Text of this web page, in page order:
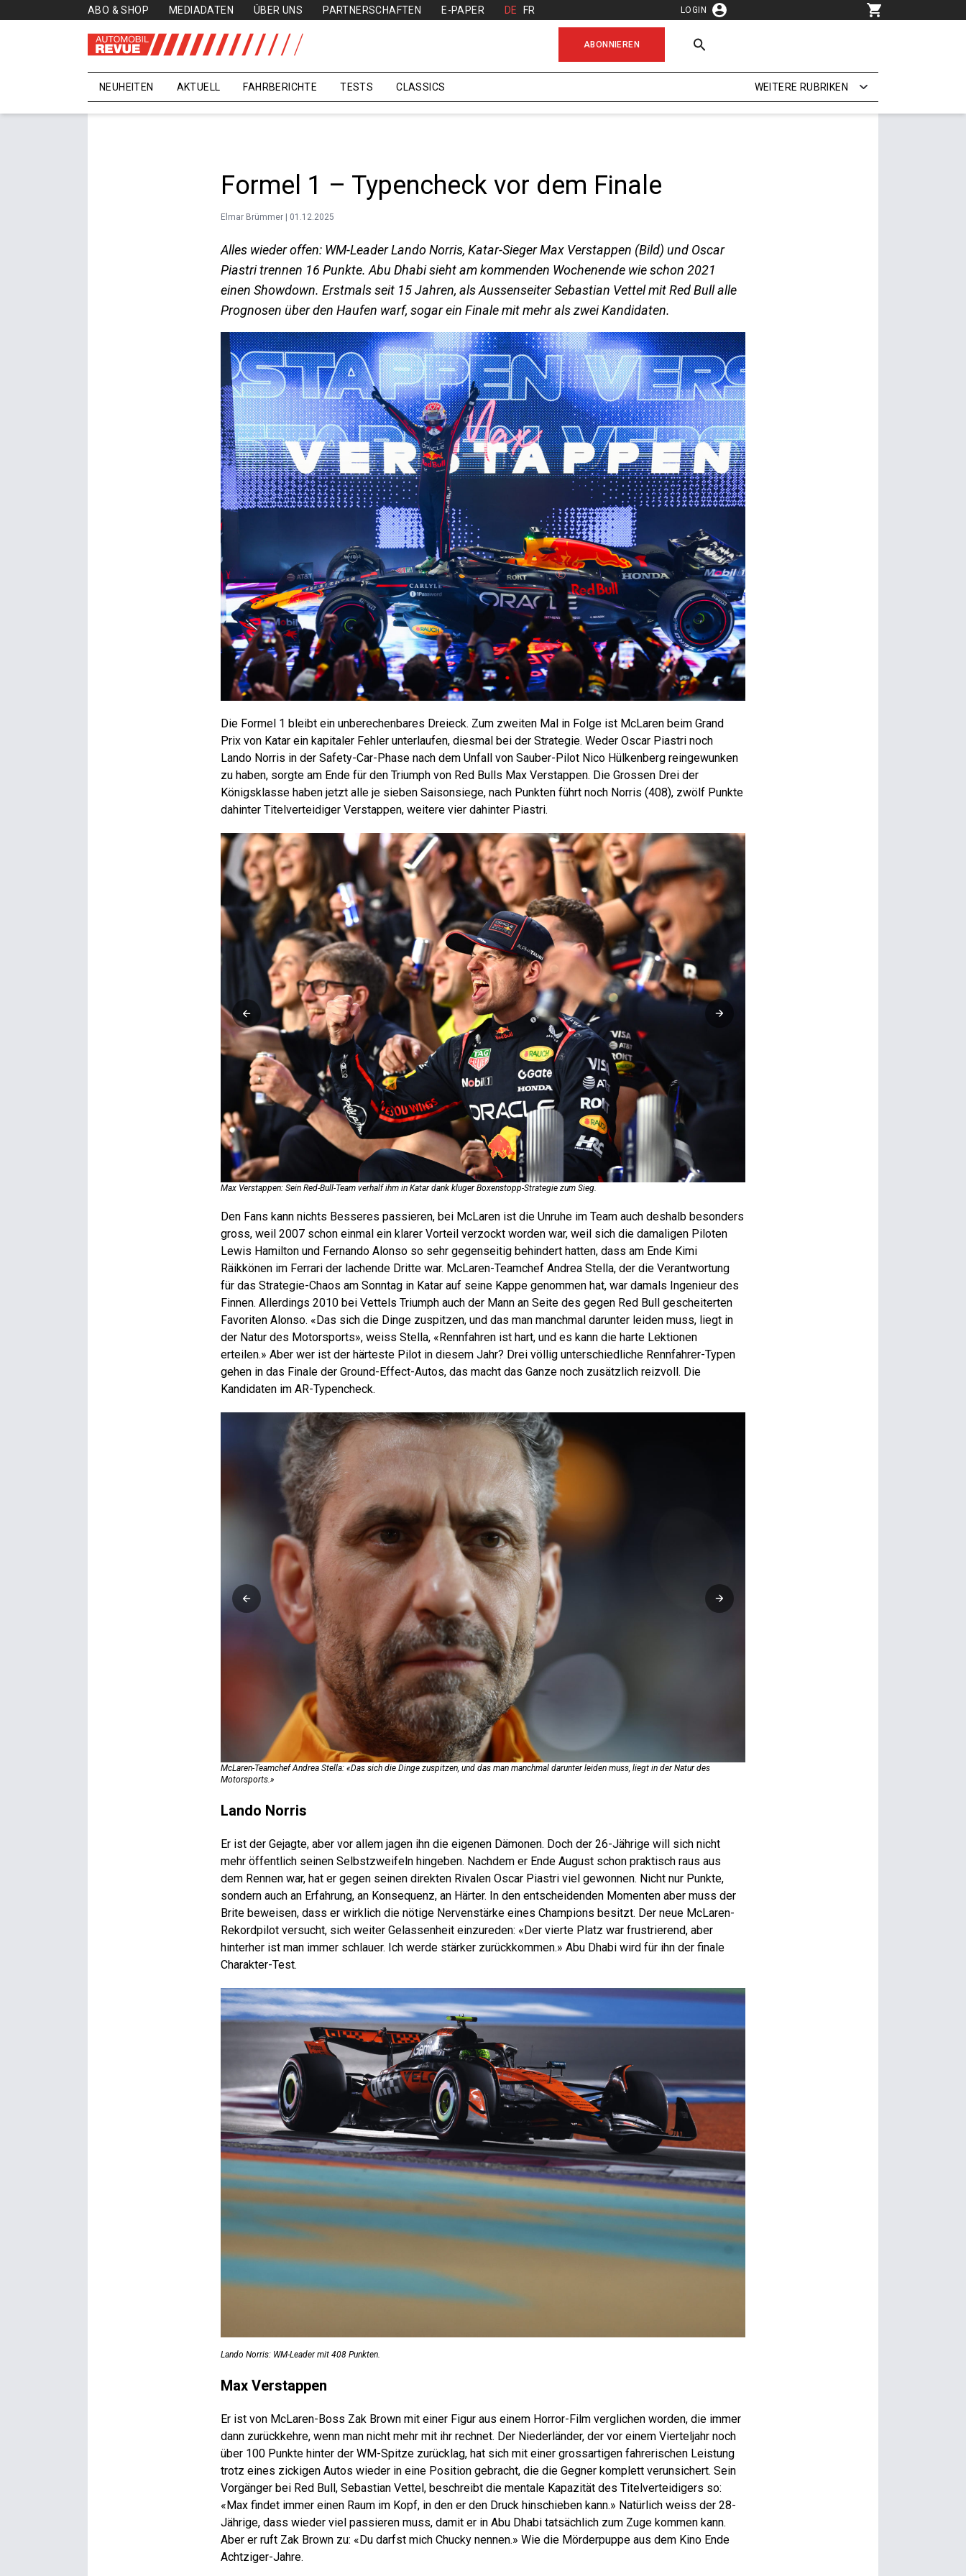
ABO & SHOP MEDIADATEN ÜBER UNS PARTNERSCHAFTEN E-PAPER DE FR LOGIN
ABONNIEREN
NEUHEITEN AKTUELL FAHRBERICHTE TESTS CLASSICS WEITERE RUBRIKEN
Formel 1 – Typencheck vor dem Finale
Elmar Brümmer | 01.12.2025
Alles wieder offen: WM-Leader Lando Norris, Katar-Sieger Max Verstappen (Bild) und Oscar
Piastri trennen 16 Punkte. Abu Dhabi sieht am kommenden Wochenende wie schon 2021
einen Showdown. Erstmals seit 15 Jahren, als Aussenseiter Sebastian Vettel mit Red Bull alle
Prognosen über den Haufen warf, sogar ein Finale mit mehr als zwei Kandidaten.
Die Formel 1 bleibt ein unberechenbares Dreieck. Zum zweiten Mal in Folge ist McLaren beim Grand
Prix von Katar ein kapitaler Fehler unterlaufen, diesmal bei der Strategie. Weder Oscar Piastri noch
Lando Norris in der Safety-Car-Phase nach dem Unfall von Sauber-Pilot Nico Hülkenberg reingewunken
zu haben, sorgte am Ende für den Triumph von Red Bulls Max Verstappen. Die Grossen Drei der
Königsklasse haben jetzt alle je sieben Saisonsiege, nach Punkten führt noch Norris (408), zwölf Punkte
dahinter Titelverteidiger Verstappen, weitere vier dahinter Piastri.
Max Verstappen: Sein Red-Bull-Team verhalf ihm in Katar dank kluger Boxenstopp-Strategie zum Sieg.
Den Fans kann nichts Besseres passieren, bei McLaren ist die Unruhe im Team auch deshalb besonders
gross, weil 2007 schon einmal ein klarer Vorteil verzockt worden war, weil sich die damaligen Piloten
Lewis Hamilton und Fernando Alonso so sehr gegenseitig behindert hatten, dass am Ende Kimi
Räikkönen im Ferrari der lachende Dritte war. McLaren-Teamchef Andrea Stella, der die Verantwortung
für das Strategie-Chaos am Sonntag in Katar auf seine Kappe genommen hat, war damals Ingenieur des
Finnen. Allerdings 2010 bei Vettels Triumph auch der Mann an Seite des gegen Red Bull gescheiterten
Favoriten Alonso. «Das sich die Dinge zuspitzen, und das man manchmal darunter leiden muss, liegt in
der Natur des Motorsports», weiss Stella, «Rennfahren ist hart, und es kann die harte Lektionen
erteilen.» Aber wer ist der härteste Pilot in diesem Jahr? Drei völlig unterschiedliche Rennfahrer-Typen
gehen in das Finale der Ground-Effect-Autos, das macht das Ganze noch zusätzlich reizvoll. Die
Kandidaten im AR-Typencheck.
McLaren-Teamchef Andrea Stella: «Das sich die Dinge zuspitzen, und das man manchmal darunter leiden muss, liegt in der Natur des
Motorsports.»
Lando Norris
Er ist der Gejagte, aber vor allem jagen ihn die eigenen Dämonen. Doch der 26-Jährige will sich nicht
mehr öffentlich seinen Selbstzweifeln hingeben. Nachdem er Ende August schon praktisch raus aus
dem Rennen war, hat er gegen seinen direkten Rivalen Oscar Piastri viel gewonnen. Nicht nur Punkte,
sondern auch an Erfahrung, an Konsequenz, an Härter. In den entscheidenden Momenten aber muss der
Brite beweisen, dass er wirklich die nötige Nervenstärke eines Champions besitzt. Der neue McLaren-
Rekordpilot versucht, sich weiter Gelassenheit einzureden: «Der vierte Platz war frustrierend, aber
hinterher ist man immer schlauer. Ich werde stärker zurückkommen.» Abu Dhabi wird für ihn der finale
Charakter-Test.
Lando Norris: WM-Leader mit 408 Punkten.
Max Verstappen
Er ist von McLaren-Boss Zak Brown mit einer Figur aus einem Horror-Film verglichen worden, die immer
dann zurückkehre, wenn man nicht mehr mit ihr rechnet. Der Niederländer, der vor einem Vierteljahr noch
über 100 Punkte hinter der WM-Spitze zurücklag, hat sich mit einer grossartigen fahrerischen Leistung
trotz eines zickigen Autos wieder in eine Position gebracht, die die Gegner komplett verunsichert. Sein
Vorgänger bei Red Bull, Sebastian Vettel, beschreibt die mentale Kapazität des Titelverteidigers so:
«Max findet immer einen Raum im Kopf, in den er den Druck hinschieben kann.» Natürlich weiss der 28-
Jährige, dass wieder viel passieren muss, damit er in Abu Dhabi tatsächlich zum Zuge kommen kann.
Aber er ruft Zak Brown zu: «Du darfst mich Chucky nennen.» Wie die Mörderpuppe aus dem Kino Ende
Achtziger-Jahre.